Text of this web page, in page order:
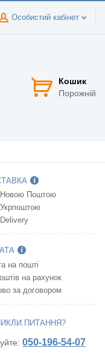
Особистий кабінет
Кошик
Порожній
Новою Поштою
на пошті
на рахунок
за договором
ПИТАННЯ?
050-196-54-07